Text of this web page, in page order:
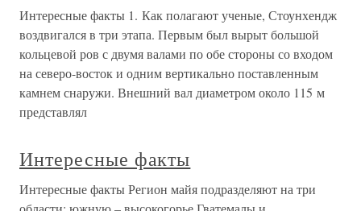
Интересные факты 1. Как полагают ученые, Стоунхендж
воздвигался в три этапа. Первым был вырыт большой
кольцевой ров с двумя валами по обе стороны со входом
на северо-восток и одним вертикально поставленным
камнем снаружи. Внешний вал диаметром около 115 м
представлял
Интересные факты
Интересные факты Регион майя подразделяют на три